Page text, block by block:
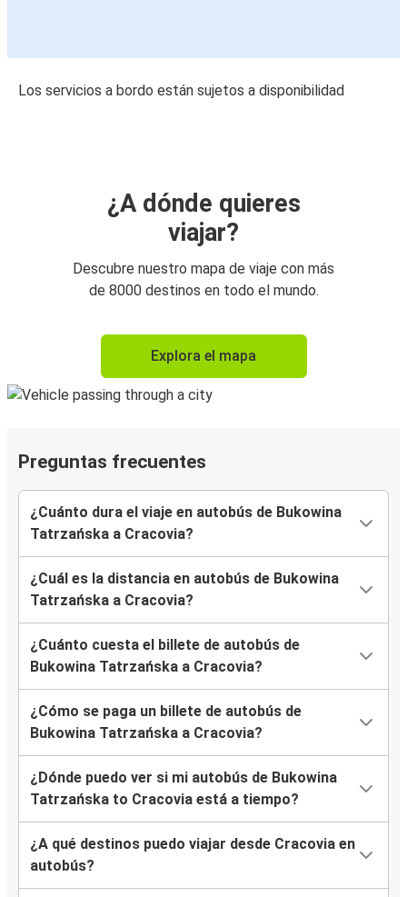
Los servicios a bordo están sujetos a disponibilidad
¿A dónde quieres
viajar?
Descubre nuestro mapa de viaje con más
de 8000 destinos en todo el mundo.
Explora el mapa
Preguntas frecuentes
¿Cuánto dura el viaje en autobús de Bukowina
Tatrzańska a Cracovia?
¿Cuál es la distancia en autobús de Bukowina
Tatrzańska a Cracovia?
¿Cuánto cuesta el billete de autobús de
Bukowina Tatrzańska a Cracovia?
¿Cómo se paga un billete de autobús de
Bukowina Tatrzańska a Cracovia?
¿Dónde puedo ver si mi autobús de Bukowina
Tatrzańska to Cracovia está a tiempo?
¿A qué destinos puedo viajar desde Cracovia en
autobús?